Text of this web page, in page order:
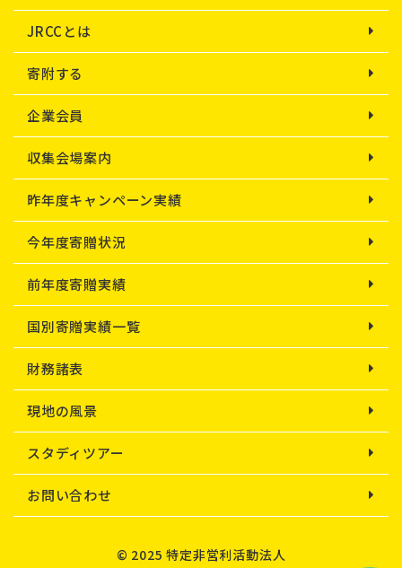
JRCCとは
寄附する
企業会員
収集会場案内
昨年度キャンペーン実績
今年度寄贈状況
前年度寄贈実績
国別寄贈実績一覧
財務諸表
現地の風景
スタディツアー
お問い合わせ
© 2025 特定非営利活動法人